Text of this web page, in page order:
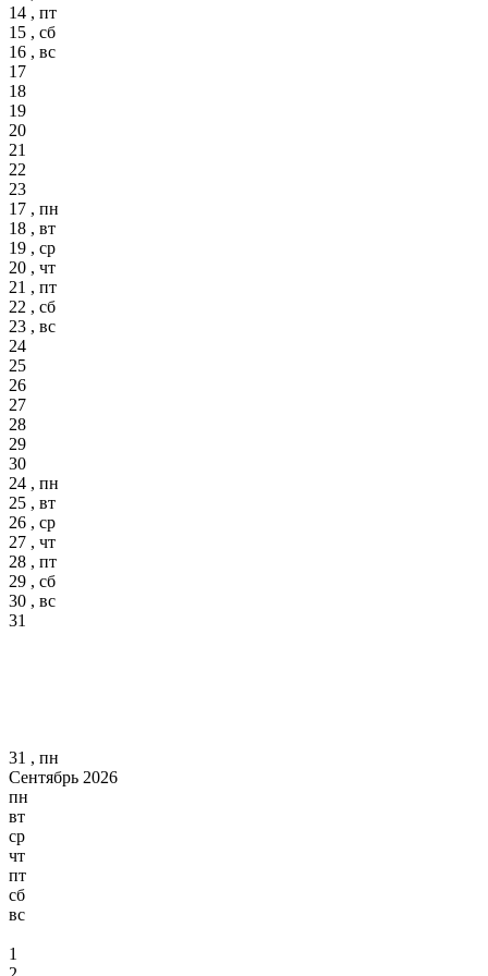
14 , пт
15 , сб
16 , вс
17
18
19
20
21
22
23
17 , пн
18 , вт
19 , ср
20 , чт
21 , пт
22 , сб
23 , вс
24
25
26
27
28
29
30
24 , пн
25 , вт
26 , ср
27 , чт
28 , пт
29 , сб
30 , вс
31
31 , пн
Сентябрь 2026
пн
вт
ср
чт
пт
сб
вс
1